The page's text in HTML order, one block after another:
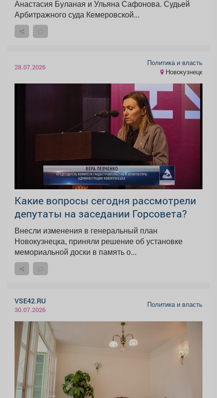
Анастасия Буланая и Ульяна Сафонова. Судьей
Арбитражного суда Кемеровской...
28.07.2026
Политика и власть
Новокузнецк
Какие вопросы сегодня рассмотрели
депутаты на заседании Горсовета?
Внесли изменения в генеральный план
Новокузнецка, приняли решение об установке
мемориальной доски в память о...
VSE42.RU
30.07.2026
Политика и власть